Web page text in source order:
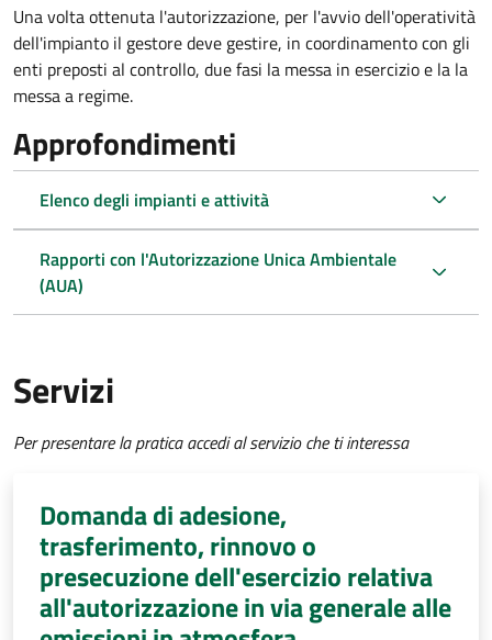
Una volta ottenuta l'autorizzazione, per l'avvio dell'operatività
dell'impianto il gestore deve gestire, in coordinamento con gli
enti preposti al controllo, due fasi la messa in esercizio e la la
messa a regime.
Approfondimenti
Elenco degli impianti e attività
Rapporti con l'Autorizzazione Unica Ambientale
(AUA)
Servizi
Per presentare la pratica accedi al servizio che ti interessa
Domanda di adesione,
trasferimento, rinnovo o
presecuzione dell'esercizio relativa
all'autorizzazione in via generale alle